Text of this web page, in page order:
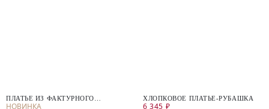
ПЛАТЬЕ ИЗ ФАКТУРНОГО
ТРИКОТАЖА
ХЛОПКОВОЕ ПЛАТЬЕ-РУБАШКА
6 345 ₽